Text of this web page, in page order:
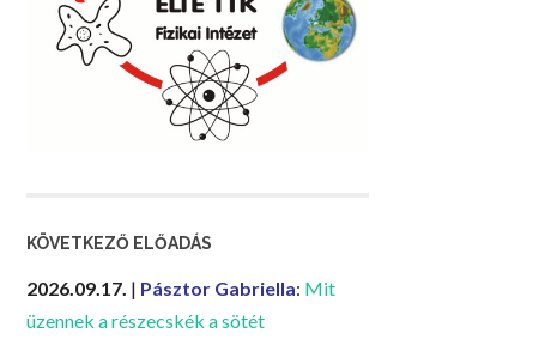
KÖVETKEZŐ ELŐADÁS
2026.09.17. | Pásztor Gabriella: Mit
üzennek a részecskék a sötét